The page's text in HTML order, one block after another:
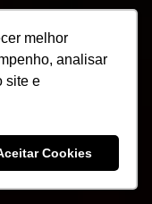
melhor
analisar
site e
Cookies